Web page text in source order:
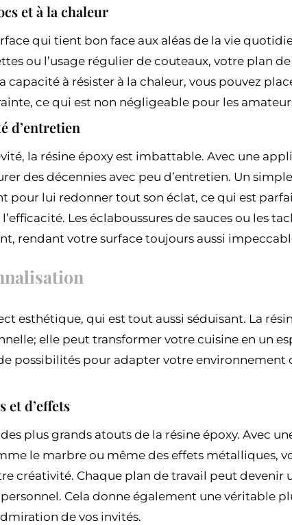
et à la chaleur
qui tient bon face aux aléas de la vie
ou l’usage régulier de couteaux, votre plan
capacité à résister à la chaleur, vous pouvez
ce qui est non négligeable pour les
d’entretien
la résine époxy est imbattable. Avec une
des décennies avec peu d’entretien. Un
pour lui redonner tout son éclat, ce qui est
Les éclaboussures de sauces ou les
rendant votre surface toujours aussi
esthétique, qui est tout aussi séduisant. La
elle peut transformer votre cuisine en un
possibilités pour adapter votre environnement
et d’effets
plus grands atouts de la résine époxy. Avec
le marbre ou même des effets métalliques,
créativité. Chaque plan de travail peut devenir
Cela donne également une véritable
de vos invités.